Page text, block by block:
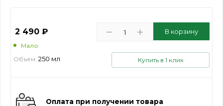
2 490 ₽
Мало
Объем: 250 мл
В корзину
Купить в 1 клик
Оплата при получении товара